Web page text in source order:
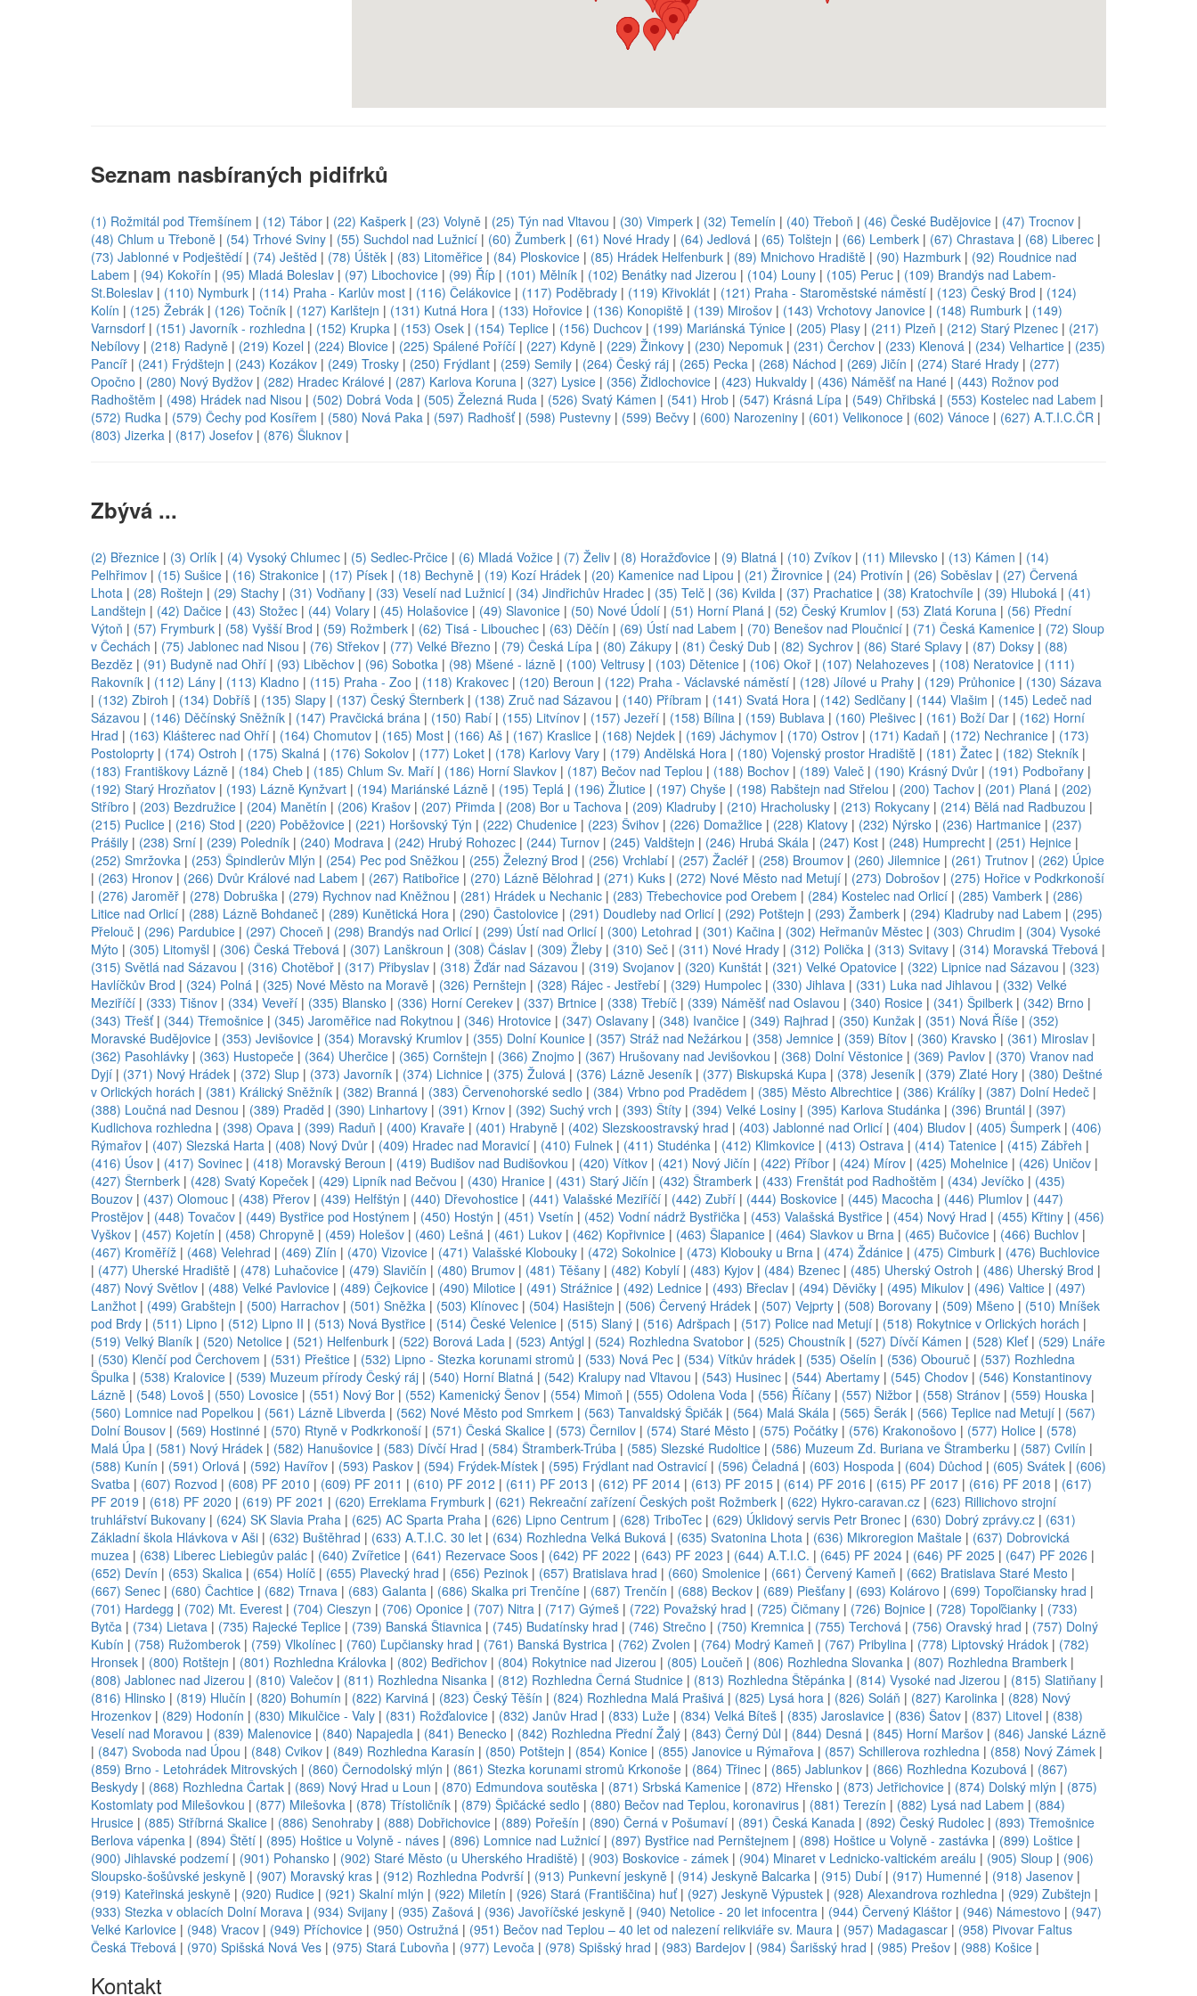
Seznam nasbíraných pidifrků
(1) Rožmitál pod Třemšínem | (12) Tábor | (22) Kašperk | (23) Volyně | (25) Týn nad Vltavou | (30) Vimperk | (32) Temelín | (40) Třeboň | (46) České Budějovice | (47) Trocnov |
(48) Chlum u Třeboně | (54) Trhové Sviny | (55) Suchdol nad Lužnicí | (60) Žumberk | (61) Nové Hrady | (64) Jedlová | (65) Tolštejn | (66) Lemberk | (67) Chrastava | (68) Liberec |
(73) Jablonné v Podještědí | (74) Ještěd | (78) Úštěk | (83) Litoměřice | (84) Ploskovice | (85) Hrádek Helfenburk | (89) Mnichovo Hradiště | (90) Hazmburk | (92) Roudnice nad
Labem | (94) Kokořín | (95) Mladá Boleslav | (97) Libochovice | (99) Říp | (101) Mělník | (102) Benátky nad Jizerou | (104) Louny | (105) Peruc | (109) Brandýs nad Labem-
St.Boleslav | (110) Nymburk | (114) Praha - Karlův most | (116) Čelákovice | (117) Poděbrady | (119) Křivoklát | (121) Praha - Staroměstské náměstí | (123) Český Brod | (124)
Kolín | (125) Žebrák | (126) Točník | (127) Karlštejn | (131) Kutná Hora | (133) Hořovice | (136) Konopiště | (139) Mirošov | (143) Vrchotovy Janovice | (148) Rumburk | (149)
Varnsdorf | (151) Javorník - rozhledna | (152) Krupka | (153) Osek | (154) Teplice | (156) Duchcov | (199) Mariánská Týnice | (205) Plasy | (211) Plzeň | (212) Starý Plzenec | (217)
Nebílovy | (218) Radyně | (219) Kozel | (224) Blovice | (225) Spálené Poříčí | (227) Kdyně | (229) Žinkovy | (230) Nepomuk | (231) Čerchov | (233) Klenová | (234) Velhartice | (235)
Pancíř | (241) Frýdštejn | (243) Kozákov | (249) Trosky | (250) Frýdlant | (259) Semily | (264) Český ráj | (265) Pecka | (268) Náchod | (269) Jičín | (274) Staré Hrady | (277)
Opočno | (280) Nový Bydžov | (282) Hradec Králové | (287) Karlova Koruna | (327) Lysice | (356) Židlochovice | (423) Hukvaldy | (436) Náměšť na Hané | (443) Rožnov pod
Radhoštěm | (498) Hrádek nad Nisou | (502) Dobrá Voda | (505) Železná Ruda | (526) Svatý Kámen | (541) Hrob | (547) Krásná Lípa | (549) Chřibská | (553) Kostelec nad Labem |
(572) Rudka | (579) Čechy pod Kosířem | (580) Nová Paka | (597) Radhošť| (598) Pustevny | (599) Bečvy | (600) Narozeniny | (601) Velikonoce | (602) Vánoce | (627) A.T.I.C.ČR |
(803) Jizerka | (817) Josefov | (876) Šluknov |
Zbývá ...
(2) Březnice | (3) Orlík | (4) Vysoký Chlumec | (5) Sedlec-Prčice | (6) Mladá Vožice | (7) Želiv | (8) Horažďovice | (9) Blatná | (10) Zvíkov | (11) Milevsko | (13) Kámen | (14)
Pelhřimov | (15) Sušice | (16) Strakonice | (17) Písek | (18) Bechyně | (19) Kozí Hrádek | (20) Kamenice nad Lipou | (21) Žirovnice | (24) Protivín | (26) Soběslav | (27) Červená
Lhota | (28) Roštejn | (29) Stachy | (31) Vodňany | (33) Veselí nad Lužnicí | (34) Jindřichův Hradec | (35) Telč | (36) Kvilda | (37) Prachatice | (38) Kratochvíle | (39) Hluboká | (41)
Landštejn | (42) Dačice | (43) Stožec | (44) Volary | (45) Holašovice | (49) Slavonice | (50) Nové Údolí | (51) Horní Planá | (52) Český Krumlov | (53) Zlatá Koruna | (56) Přední
Výtoň | (57) Frymburk | (58) Vyšší Brod | (59) Rožmberk | (62) Tisá - Libouchec | (63) Děčín | (69) Ústí nad Labem | (70) Benešov nad Ploučnicí | (71) Česká Kamenice | (72) Sloup
v Čechách | (75) Jablonec nad Nisou | (76) Střekov | (77) Velké Březno | (79) Česká Lípa | (80) Zákupy | (81) Český Dub | (82) Sychrov | (86) Staré Splavy | (87) Doksy | (88)
Bezděz | (91) Budyně nad Ohří | (93) Liběchov | (96) Sobotka | (98) Mšené - lázně | (100) Veltrusy | (103) Dětenice | (106) Okoř | (107) Nelahozeves | (108) Neratovice | (111)
Rakovník | (112) Lány | (113) Kladno | (115) Praha - Zoo | (118) Krakovec | (120) Beroun | (122) Praha - Václavské náměstí | (128) Jílové u Prahy | (129) Průhonice | (130) Sázava
| (132) Zbiroh | (134) Dobříš | (135) Slapy | (137) Český Šternberk | (138) Zruč nad Sázavou | (140) Příbram | (141) Svatá Hora | (142) Sedlčany | (144) Vlašim | (145) Ledeč nad
Sázavou | (146) Děčínský Sněžník | (147) Pravčická brána | (150) Rabí | (155) Litvínov | (157) Jezeří | (158) Bílina | (159) Bublava | (160) Plešivec | (161) Boží Dar | (162) Horní
Hrad | (163) Klášterec nad Ohří | (164) Chomutov | (165) Most | (166) Aš | (167) Kraslice | (168) Nejdek | (169) Jáchymov | (170) Ostrov | (171) Kadaň | (172) Nechranice | (173)
Postoloprty | (174) Ostroh | (175) Skalná | (176) Sokolov | (177) Loket | (178) Karlovy Vary | (179) Andělská Hora | (180) Vojenský prostor Hradiště | (181) Žatec | (182) Stekník |
(183) Františkovy Lázně | (184) Cheb | (185) Chlum Sv. Maří | (186) Horní Slavkov | (187) Bečov nad Teplou | (188) Bochov | (189) Valeč | (190) Krásný Dvůr | (191) Podbořany |
(192) Starý Hrozňatov | (193) Lázně Kynžvart | (194) Mariánské Lázně | (195) Teplá | (196) Žlutice | (197) Chyše | (198) Rabštejn nad Střelou | (200) Tachov | (201) Planá | (202)
Stříbro | (203) Bezdružice | (204) Manětín | (206) Krašov | (207) Přimda | (208) Bor u Tachova | (209) Kladruby | (210) Hracholusky | (213) Rokycany | (214) Bělá nad Radbuzou |
(215) Puclice | (216) Stod | (220) Poběžovice | (221) Horšovský Týn | (222) Chudenice | (223) Švihov | (226) Domažlice | (228) Klatovy | (232) Nýrsko | (236) Hartmanice | (237)
Prášily | (238) Srní | (239) Poledník | (240) Modrava | (242) Hrubý Rohozec | (244) Turnov | (245) Valdštejn | (246) Hrubá Skála | (247) Kost | (248) Humprecht | (251) Hejnice |
(252) Smržovka | (253) Špindlerův Mlýn | (254) Pec pod Sněžkou | (255) Železný Brod | (256) Vrchlabí | (257) Žacléř | (258) Broumov | (260) Jilemnice | (261) Trutnov | (262) Úpice
| (263) Hronov | (266) Dvůr Králové nad Labem | (267) Ratibořice | (270) Lázně Bělohrad | (271) Kuks | (272) Nové Město nad Metují | (273) Dobrošov | (275) Hořice v Podkrkonoší
| (276) Jaroměř | (278) Dobruška | (279) Rychnov nad Kněžnou | (281) Hrádek u Nechanic | (283) Třebechovice pod Orebem | (284) Kostelec nad Orlicí | (285) Vamberk | (286)
Litice nad Orlicí | (288) Lázně Bohdaneč | (289) Kunětická Hora | (290) Častolovice | (291) Doudleby nad Orlicí | (292) Potštejn | (293) Žamberk | (294) Kladruby nad Labem | (295)
Přelouč | (296) Pardubice | (297) Choceň | (298) Brandýs nad Orlicí | (299) Ústí nad Orlicí | (300) Letohrad | (301) Kačina | (302) Heřmanův Městec | (303) Chrudim | (304) Vysoké
Mýto | (305) Litomyšl | (306) Česká Třebová | (307) Lanškroun | (308) Čáslav | (309) Žleby | (310) Seč | (311) Nové Hrady | (312) Polička | (313) Svitavy | (314) Moravská Třebová |
(315) Světlá nad Sázavou | (316) Chotěboř | (317) Přibyslav | (318) Žďár nad Sázavou | (319) Svojanov | (320) Kunštát | (321) Velké Opatovice | (322) Lipnice nad Sázavou | (323)
Havlíčkův Brod | (324) Polná | (325) Nové Město na Moravě | (326) Pernštejn | (328) Rájec - Jestřebí | (329) Humpolec | (330) Jihlava | (331) Luka nad Jihlavou | (332) Velké
Meziříčí | (333) Tišnov | (334) Veveří | (335) Blansko | (336) Horní Cerekev | (337) Brtnice | (338) Třebíč | (339) Náměšť nad Oslavou | (340) Rosice | (341) Špilberk | (342) Brno |
(343) Třešť| (344) Třemošnice | (345) Jaroměřice nad Rokytnou | (346) Hrotovice | (347) Oslavany | (348) Ivančice | (349) Rajhrad | (350) Kunžak | (351) Nová Říše | (352)
Moravské Budějovice | (353) Jevišovice | (354) Moravský Krumlov | (355) Dolní Kounice | (357) Stráž nad Nežárkou | (358) Jemnice | (359) Bítov | (360) Kravsko | (361) Miroslav |
(362) Pasohlávky | (363) Hustopeče | (364) Uherčice | (365) Cornštejn | (366) Znojmo | (367) Hrušovany nad Jevišovkou | (368) Dolní Věstonice | (369) Pavlov | (370) Vranov nad
Dyjí | (371) Nový Hrádek | (372) Slup | (373) Javorník | (374) Lichnice | (375) Žulová | (376) Lázně Jeseník | (377) Biskupská Kupa | (378) Jeseník | (379) Zlaté Hory | (380) Deštné
v Orlických horách | (381) Králický Sněžník | (382) Branná | (383) Červenohorské sedlo | (384) Vrbno pod Pradědem | (385) Město Albrechtice | (386) Králíky | (387) Dolní Hedeč |
(388) Loučná nad Desnou | (389) Praděd | (390) Linhartovy | (391) Krnov | (392) Suchý vrch | (393) Štíty | (394) Velké Losiny | (395) Karlova Studánka | (396) Bruntál | (397)
Kudlichova rozhledna | (398) Opava | (399) Raduň | (400) Kravaře | (401) Hrabyně | (402) Slezskoostravský hrad | (403) Jablonné nad Orlicí | (404) Bludov | (405) Šumperk | (406)
Rýmařov | (407) Slezská Harta | (408) Nový Dvůr | (409) Hradec nad Moravicí | (410) Fulnek | (411) Studénka | (412) Klimkovice | (413) Ostrava | (414) Tatenice | (415) Zábřeh |
(416) Úsov | (417) Sovinec | (418) Moravský Beroun | (419) Budišov nad Budišovkou | (420) Vítkov | (421) Nový Jičín | (422) Příbor | (424) Mírov | (425) Mohelnice | (426) Uničov |
(427) Šternberk | (428) Svatý Kopeček | (429) Lipník nad Bečvou | (430) Hranice | (431) Starý Jičín | (432) Štramberk | (433) Frenštát pod Radhoštěm | (434) Jevíčko | (435)
Bouzov | (437) Olomouc | (438) Přerov | (439) Helfštýn | (440) Dřevohostice | (441) Valašské Meziříčí | (442) Zubří | (444) Boskovice | (445) Macocha | (446) Plumlov | (447)
Prostějov | (448) Tovačov | (449) Bystřice pod Hostýnem | (450) Hostýn | (451) Vsetín | (452) Vodní nádrž Bystřička | (453) Valašská Bystřice | (454) Nový Hrad | (455) Křtiny | (456)
Vyškov | (457) Kojetín | (458) Chropyně | (459) Holešov | (460) Lešná | (461) Lukov | (462) Kopřivnice | (463) Šlapanice | (464) Slavkov u Brna | (465) Bučovice | (466) Buchlov |
(467) Kroměříž | (468) Velehrad | (469) Zlín | (470) Vizovice | (471) Valašské Klobouky | (472) Sokolnice | (473) Klobouky u Brna | (474) Ždánice | (475) Cimburk | (476) Buchlovice
| (477) Uherské Hradiště | (478) Luhačovice | (479) Slavičín | (480) Brumov | (481) Těšany | (482) Kobylí | (483) Kyjov | (484) Bzenec | (485) Uherský Ostroh | (486) Uherský Brod |
(487) Nový Světlov | (488) Velké Pavlovice | (489) Čejkovice | (490) Milotice | (491) Strážnice | (492) Lednice | (493) Břeclav | (494) Děvičky | (495) Mikulov | (496) Valtice | (497)
Lanžhot | (499) Grabštejn | (500) Harrachov | (501) Sněžka | (503) Klínovec | (504) Hasištejn | (506) Červený Hrádek | (507) Vejprty | (508) Borovany | (509) Mšeno | (510) Mníšek
pod Brdy | (511) Lipno | (512) Lipno II | (513) Nová Bystřice | (514) České Velenice | (515) Slaný | (516) Adršpach | (517) Police nad Metují | (518) Rokytnice v Orlických horách |
(519) Velký Blaník | (520) Netolice | (521) Helfenburk | (522) Borová Lada | (523) Antýgl | (524) Rozhledna Svatobor | (525) Choustník | (527) Dívčí Kámen | (528) Kleť| (529) Lnáře
| (530) Klenčí pod Čerchovem | (531) Přeštice | (532) Lipno - Stezka korunami stromů | (533) Nová Pec | (534) Vítkův hrádek | (535) Ošelín | (536) Obouruč | (537) Rozhledna
Špulka | (538) Kralovice | (539) Muzeum přírody Český ráj | (540) Horní Blatná | (542) Kralupy nad Vltavou | (543) Husinec | (544) Abertamy | (545) Chodov | (546) Konstantinovy
Lázně | (548) Lovoš | (550) Lovosice | (551) Nový Bor | (552) Kamenický Šenov | (554) Mimoň | (555) Odolena Voda | (556) Říčany | (557) Nižbor | (558) Stránov | (559) Houska |
(560) Lomnice nad Popelkou | (561) Lázně Libverda | (562) Nové Město pod Smrkem | (563) Tanvaldský Špičák | (564) Malá Skála | (565) Šerák | (566) Teplice nad Metují | (567)
Dolní Bousov | (569) Hostinné | (570) Rtyně v Podkrkonoší | (571) Česká Skalice | (573) Černilov | (574) Staré Město | (575) Počátky | (576) Krakonošovo | (577) Holice | (578)
Malá Úpa | (581) Nový Hrádek | (582) Hanušovice | (583) Dívčí Hrad | (584) Štramberk-Trúba | (585) Slezské Rudoltice | (586) Muzeum Zd. Buriana ve Štramberku | (587) Cvilín |
(588) Kunín | (591) Orlová | (592) Havířov | (593) Paskov | (594) Frýdek-Místek | (595) Frýdlant nad Ostravicí | (596) Čeladná | (603) Hospoda | (604) Důchod | (605) Svátek | (606)
Svatba | (607) Rozvod | (608) PF 2010 | (609) PF 2011 | (610) PF 2012 | (611) PF 2013 | (612) PF 2014 | (613) PF 2015 | (614) PF 2016 | (615) PF 2017 | (616) PF 2018 | (617)
PF 2019 | (618) PF 2020 | (619) PF 2021 | (620) Erreklama Frymburk | (621) Rekreační zařízení Českých pošt Rožmberk | (622) Hykro-caravan.cz | (623) Rillichovo strojní
truhlářství Bukovany | (624) SK Slavia Praha | (625) AC Sparta Praha | (626) Lipno Centrum | (628) TriboTec | (629) Úklidový servis Petr Bronec | (630) Dobrý zprávy.cz | (631)
Základní škola Hlávkova v Aši | (632) Buštěhrad | (633) A.T.I.C. 30 let | (634) Rozhledna Velká Buková | (635) Svatonina Lhota | (636) Mikroregion Maštale | (637) Dobrovická
muzea | (638) Liberec Liebiegův palác | (640) Zvířetice | (641) Rezervace Soos | (642) PF 2022 | (643) PF 2023 | (644) A.T.I.C. | (645) PF 2024 | (646) PF 2025 | (647) PF 2026 |
(652) Devín | (653) Skalica | (654) Holíč | (655) Plavecký hrad | (656) Pezinok | (657) Bratislava hrad | (660) Smolenice | (661) Červený Kameň | (662) Bratislava Staré Mesto |
(667) Senec | (680) Čachtice | (682) Trnava | (683) Galanta | (686) Skalka pri Trenčíne | (687) Trenčín | (688) Beckov | (689) Piešťany | (693) Kolárovo | (699) Topoľčiansky hrad |
(701) Hardegg | (702) Mt. Everest | (704) Cieszyn | (706) Oponice | (707) Nitra | (717) Gýmeš | (722) Považský hrad | (725) Čičmany | (726) Bojnice | (728) Topoľčianky | (733)
Bytča | (734) Lietava | (735) Rajecké Teplice | (739) Banská Štiavnica | (745) Budatínsky hrad | (746) Strečno | (750) Kremnica | (755) Terchová | (756) Oravský hrad | (757) Dolný
Kubín | (758) Ružomberok | (759) Vlkolínec | (760) Ľupčiansky hrad | (761) Banská Bystrica | (762) Zvolen | (764) Modrý Kameň | (767) Pribylina | (778) Liptovský Hrádok | (782)
Hronsek | (800) Rotštejn | (801) Rozhledna Královka | (802) Bedřichov | (804) Rokytnice nad Jizerou | (805) Loučeň | (806) Rozhledna Slovanka | (807) Rozhledna Bramberk |
(808) Jablonec nad Jizerou | (810) Valečov | (811) Rozhledna Nisanka | (812) Rozhledna Černá Studnice | (813) Rozhledna Štěpánka | (814) Vysoké nad Jizerou | (815) Slatiňany |
(816) Hlinsko | (819) Hlučín | (820) Bohumín | (822) Karviná | (823) Český Těšín | (824) Rozhledna Malá Prašivá | (825) Lysá hora | (826) Soláň | (827) Karolinka | (828) Nový
Hrozenkov | (829) Hodonín | (830) Mikulčice - Valy | (831) Rožďalovice | (832) Janův Hrad | (833) Luže | (834) Velká Bíteš | (835) Jaroslavice | (836) Šatov | (837) Litovel | (838)
Veselí nad Moravou | (839) Malenovice | (840) Napajedla | (841) Benecko | (842) Rozhledna Přední Žalý | (843) Černý Důl | (844) Desná | (845) Horní Maršov | (846) Janské Lázně
| (847) Svoboda nad Úpou | (848) Cvikov | (849) Rozhledna Karasín | (850) Potštejn | (854) Konice | (855) Janovice u Rýmařova | (857) Schillerova rozhledna | (858) Nový Zámek |
(859) Brno - Letohrádek Mitrovských | (860) Černodolský mlýn | (861) Stezka korunami stromů Krkonoše | (864) Třinec | (865) Jablunkov | (866) Rozhledna Kozubová | (867)
Beskydy | (868) Rozhledna Čartak | (869) Nový Hrad u Loun | (870) Edmundova soutěska | (871) Srbská Kamenice | (872) Hřensko | (873) Jetřichovice | (874) Dolský mlýn | (875)
Kostomlaty pod Milešovkou | (877) Milešovka | (878) Třístoličník | (879) Špičácké sedlo | (880) Bečov nad Teplou, koronavirus | (881) Terezín | (882) Lysá nad Labem | (884)
Hrusice | (885) Stříbrná Skalice | (886) Senohraby | (888) Dobřichovice | (889) Pořešín | (890) Černá v Pošumaví | (891) Česká Kanada | (892) Český Rudolec | (893) Třemošnice
Berlova vápenka | (894) Štětí | (895) Hoštice u Volyně - náves | (896) Lomnice nad Lužnicí | (897) Bystřice nad Pernštejnem | (898) Hoštice u Volyně - zastávka | (899) Loštice |
(900) Jihlavské podzemí | (901) Pohansko | (902) Staré Město (u Uherského Hradiště) | (903) Boskovice - zámek | (904) Minaret v Lednicko-valtickém areálu | (905) Sloup | (906)
Sloupsko-šošůvské jeskyně | (907) Moravský kras | (912) Rozhledna Podvrší | (913) Punkevní jeskyně | (914) Jeskyně Balcarka | (915) Dubí | (917) Humenné | (918) Jasenov |
(919) Kateřinská jeskyně | (920) Rudice | (921) Skalní mlýn | (922) Miletín | (926) Stará (Františčina) huť| (927) Jeskyně Výpustek | (928) Alexandrova rozhledna | (929) Zubštejn |
(933) Stezka v oblacích Dolní Morava | (934) Svijany | (935) Zašová | (936) Javoříčské jeskyně | (940) Netolice - 20 let infocentra | (944) Červený Kláštor | (946) Námestovo | (947)
Velké Karlovice | (948) Vracov | (949) Příchovice | (950) Ostružná | (951) Bečov nad Teplou – 40 let od nalezení relikviáře sv. Maura | (957) Madagascar | (958) Pivovar Faltus
Česká Třebová | (970) Spišská Nová Ves | (975) Stará Ľubovňa | (977) Levoča | (978) Spišský hrad | (983) Bardejov | (984) Šarišský hrad | (985) Prešov | (988) Košice |
Kontakt